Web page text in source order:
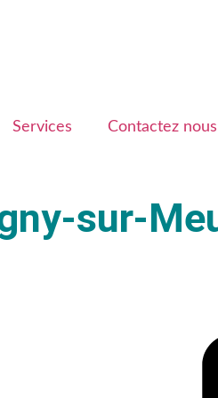
Services Contactez nous
sur-